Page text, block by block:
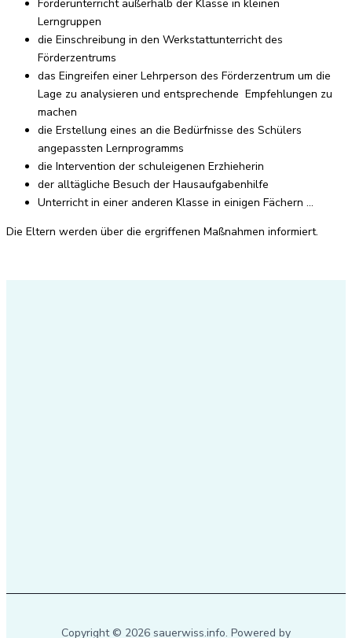
Förderunterricht außerhalb der Klasse in kleinen
Lerngruppen
die Einschreibung in den Werkstattunterricht des
Förderzentrums
das Eingreifen einer Lehrperson des Förderzentrum um die
Lage zu analysieren und entsprechende Empfehlungen zu
machen
die Erstellung eines an die Bedürfnisse des Schülers
angepassten Lernprogramms
die Intervention der schuleigenen Erzhieherin
der alltägliche Besuch der Hausaufgabenhilfe
Unterricht in einer anderen Klasse in einigen Fächern …
Die Eltern werden über die ergriffenen Maßnahmen informiert.
Copyright © 2026 sauerwiss.info. Powered by